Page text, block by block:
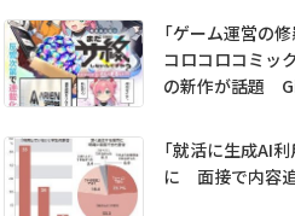
「ゲーム運営の
コロコロコミッ
の新作が話題
「就活に生成AI利
に 面接で内容